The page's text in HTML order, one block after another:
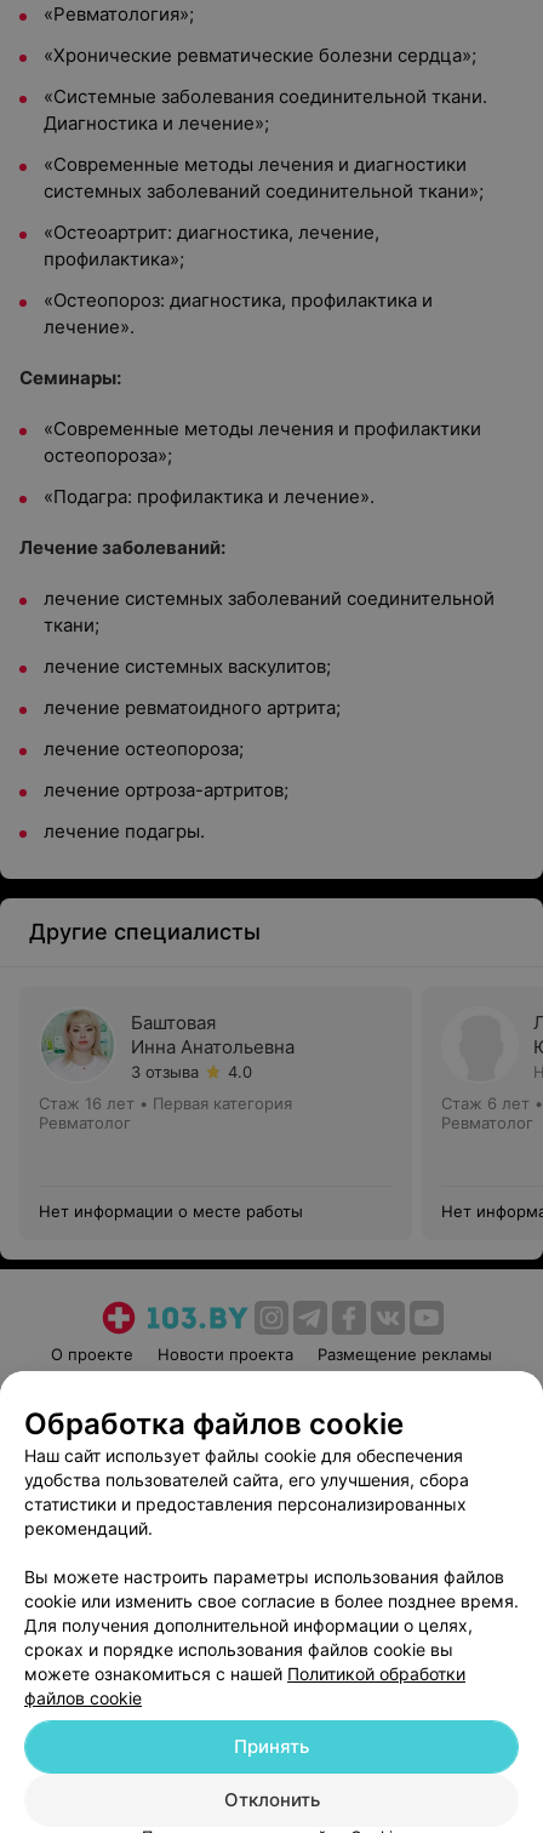
«Ревматология»;
«Хронические ревматические болезни сердца»;
«Системные заболевания соединительной ткани.
Диагностика и лечение»;
«Современные методы лечения и диагностики
системных заболеваний соединительной ткани»;
«Остеоартрит: диагностика, лечение,
профилактика»;
«Остеопороз: диагностика, профилактика и
лечение».
Семинары:
«Современные методы лечения и профилактики
остеопороза»;
«Подагра: профилактика и лечение».
Лечение заболеваний:
лечение системных заболеваний соединительной
ткани;
лечение системных васкулитов;
лечение ревматоидного артрита;
лечение остеопороза;
лечение ортроза-артритов;
лечение подагры.
Другие специалисты
Баштовая
Инна Анатольевна
3 отзыва
4.0
Стаж 16 лет • Первая категория
Ревматолог
Нет информации о месте работы
Стаж 6 лет
Ревматолог
Нет
О проекте Новости проекта
Размещение рекламы
Пользовательское соглашение
Способы оплаты
Вакансии
Партнеры
Написать руководителю 103.by
Обработка персональных данных
© 2026 ООО «Артокс Лаб», УНП 191700409
| 220012, Республика Беларусь,
Служба поддержки +375 291212755
Обработка файлов cookie
Наш сайт использует файлы cookie для обеспечения
удобства пользователей сайта, его улучшения, сбора
статистики и предоставления персонализированных
рекомендаций.
Вы можете настроить параметры использования файлов
cookie или изменить свое согласие в более позднее время.
Для получения дополнительной информации о целях,
сроках и порядке использования файлов cookie вы
можете ознакомиться с нашей Политикой обработки
файлов cookie
Отклонить
Принять